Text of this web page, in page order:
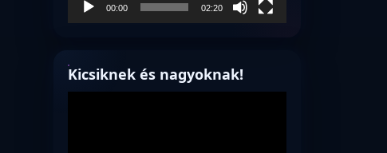
00:00 02:20
Kicsiknek és nagyoknak!